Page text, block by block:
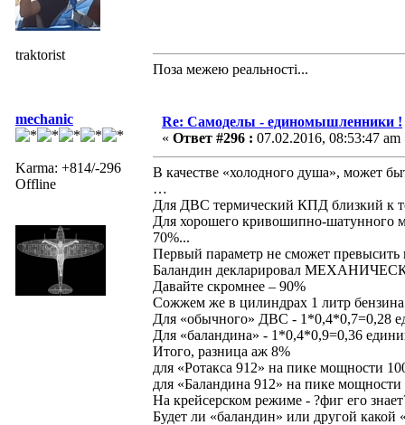
traktorist
Поза межею реальностi...
mechanic
Karma: +814/-296
Offline
Re: Самоделы - единомышленники !
« Ответ #296 : 07.02.2016, 08:53:47 am
В качестве «холодного душа», может
…
Для ДВС термический КПД близкий к
Для хорошего кривошипно-
70%...
Первый параметр не сможет
Баландин декларировал
Давайте скромнее – 90%
Сожжем же в цилиндрах 1 литр бензина
Для «обычного» ДВС - 1*0,4*0,7=0,28
Для «баландина» - 1*0,4*0,9=0,36
Итого, разница аж 8%
для «Ротакса 912» на пике мощности
для «Баландина 912» на пике мощности
На крейсерском режиме - ?фиг его
Будет ли «баландин» или другой